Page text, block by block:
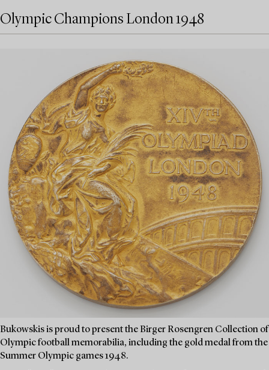
Olympic Champions London 1948
Bukowskis is proud to present the Birger Rosengren Collection of
Olympic football memorabilia, including the gold medal from the
Summer Olympic games 1948.